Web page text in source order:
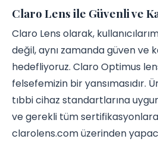
Claro Lens ile Güvenli ve
Claro Lens olarak,
değil, aynı zamanda güven ve
hedefliyoruz. Claro Optimus
felsefemizin bir yansımasıdır.
tıbbi cihaz standartlarına
ve gerekli tüm
clarolens.com üzerinden